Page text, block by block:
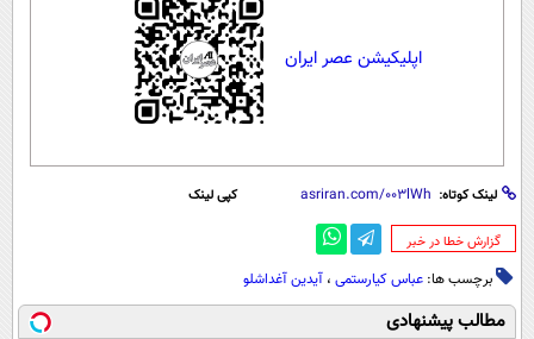
اپلیکیشن عصر ایران
لینک کوتاه: کپی لینک
‌گزارش خطا در خبر
برچسب ها: عباس کیارستمی ، آیدین آغداشلو
مطالب پیشنهادی